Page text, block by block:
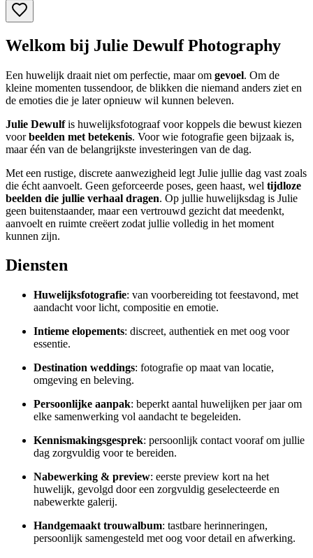
Welkom bij Julie Dewulf Photography
Een huwelijk draait niet om perfectie, maar om gevoel. Om de
kleine momenten tussendoor, de blikken die niemand anders ziet en
de emoties die je later opnieuw wil kunnen beleven.
Julie Dewulfis huwelijksfotograaf voor koppels die bewust kiezen
voorbeelden met betekenis. Voor wie fotografie geen bijzaak is,
maar één van de belangrijkste investeringen van de dag.
Met een rustige, discrete aanwezigheid legt Julie jullie dag vast zoals
die écht aanvoelt. Geen geforceerde poses, geen haast, wel tijdloze
beelden die jullie verhaal dragen. Op jullie huwelijksdag is Julie
geen buitenstaander, maar een vertrouwd gezicht dat meedenkt,
aanvoelt en ruimte creëert zodat jullie volledig in het moment
kunnen zijn.
Diensten
Huwelijksfotografie: van voorbereiding tot feestavond, met
aandacht voor licht, compositie en emotie.
Intieme elopements: discreet, authentiek en met oog voor
essentie.
Destination weddings: fotografie op maat van locatie,
omgeving en beleving.
Persoonlijke aanpak: beperkt aantal huwelijken per jaar om
elke samenwerking vol aandacht te begeleiden.
Kennismakingsgesprek: persoonlijk contact vooraf om jullie
dag zorgvuldig voor te bereiden.
Nabewerking & preview: eerste preview kort na het
huwelijk, gevolgd door een zorgvuldig geselecteerde en
nabewerkte galerij.
Handgemaakt trouwalbum: tastbare herinneringen,
persoonlijk samengesteld met oog voor detail en afwerking.